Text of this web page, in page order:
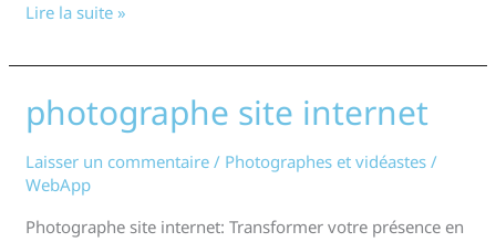
Lire la suite »
photographe site internet
Laisser un commentaire / Photographes et vidéastes /
WebApp
Photographe site internet: Transformer votre présence en
photographe
site
internet